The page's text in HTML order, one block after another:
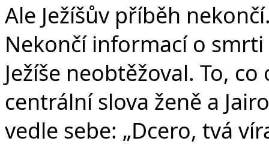
Ale Ježíšův příběh
Nekončí informací o
Ježíše neobtěžoval. To,
centrální slova ženě a
vedle sebe: „Dcero, tvá